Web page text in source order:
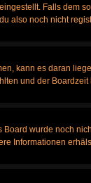
Falls
also noch nicht
kann es daran
und der Boardzeit
wurde noch
Informationen